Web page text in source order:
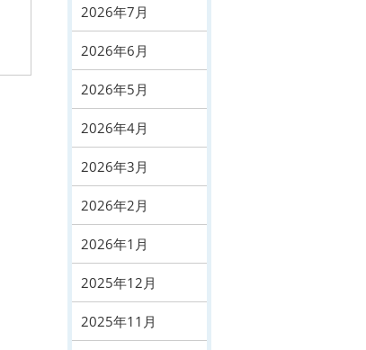
2026年7月
2026年6月
2026年5月
2026年4月
2026年3月
2026年2月
2026年1月
2025年12月
2025年11月